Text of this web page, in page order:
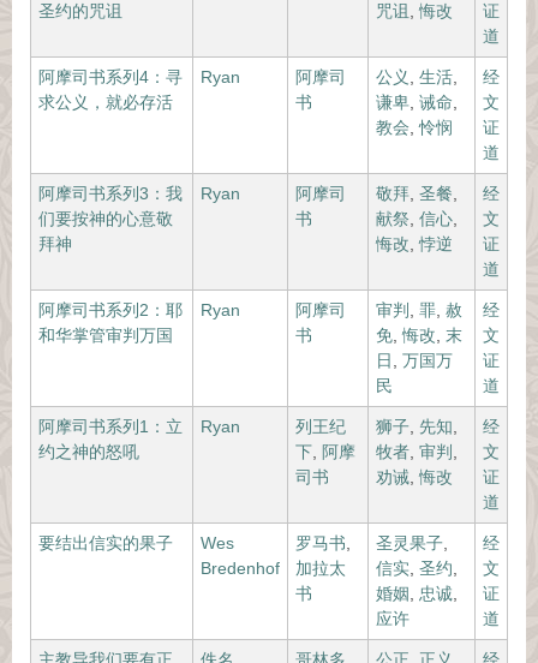
圣约的咒诅
咒诅
,悔改
证
道
阿摩司书系列4：寻
求公义，就必存活
Ryan
阿摩司
书
公义 生活
谦卑 诫命
教会 ,怜悯
经
文
证
道
阿摩司书系列3：我
们要按神的心意敬
拜神
Ryan
阿摩司
书
敬拜 圣餐
献祭 信心
悔改 ,悖逆
经
文
证
道
阿摩司书系列2：耶
和华掌管审判万国
Ryan
阿摩司
书
审判 罪 赦
免 ,悔改 末
日
万国万
民
经
文
证
道
阿摩司书系列1：立
约之神的怒吼
Ryan
列王纪
下
阿摩
司书
狮子 先知
牧者 审判
劝诫 ,悔改
经
文
证
道
要结出信实的果子
Wes
Bredenhof
罗马书
加拉太
书
圣灵果子
信实 圣约
婚姻
忠诚
应许
经
文
证
道